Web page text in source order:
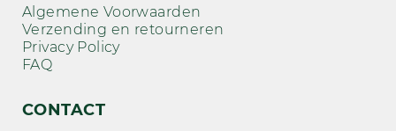
Algemene Voorwaarden
Verzending en retourneren
Privacy Policy
FAQ
CONTACT